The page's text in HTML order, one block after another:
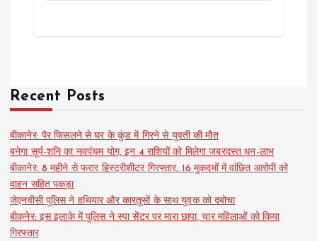
Recent Posts
बीकानेर: पैर फिसलने से घर के कुंड में गिरने से युवती की मौत
बनेगा सूर्य-शनि का नवपंचम योग, इन 4 राशियों को मिलेगा जबरदस्त धन-लाभ
बीकानेर: 8 महीने से फरार हिस्ट्रीशीटर गिरफ्तार, 16 मुकदमों में वांछित आरोपी को
वाहन सहित पकड़ा
जेएनवीसी पुलिस ने हथियार और कारतूसों के साथ युवक को दबोचा
बीकनेर: इस इलाके में पुलिस ने स्पा सेंटर पर मारा छापा, चार महिलाओं को किया
गिरफ्तार